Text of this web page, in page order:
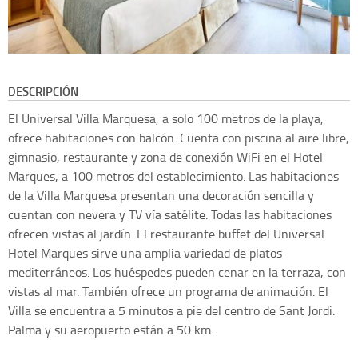
DESCRIPCIÓN
El Universal Villa Marquesa, a solo 100 metros de la playa,
ofrece habitaciones con balcón. Cuenta con piscina al aire libre,
gimnasio, restaurante y zona de conexión WiFi en el Hotel
Marques, a 100 metros del establecimiento. Las habitaciones
de la Villa Marquesa presentan una decoración sencilla y
cuentan con nevera y TV vía satélite. Todas las habitaciones
ofrecen vistas al jardín. El restaurante buffet del Universal
Hotel Marques sirve una amplia variedad de platos
mediterráneos. Los huéspedes pueden cenar en la terraza, con
vistas al mar. También ofrece un programa de animación. El
Villa se encuentra a 5 minutos a pie del centro de Sant Jordi.
Palma y su aeropuerto están a 50 km.